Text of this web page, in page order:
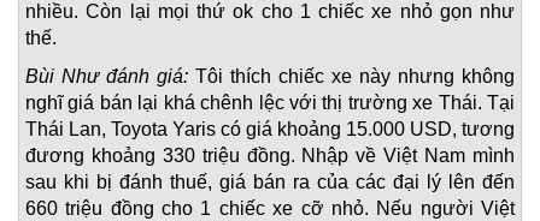
nhiều. Còn lại mọi thứ ok cho 1 chiếc xe nhỏ gọn như
thế.
Bùi Như đánh giá: Tôi thích chiếc xe này nhưng không
nghĩ giá bán lại khá chênh lệc với thị trường xe Thái. Tại
Thái Lan, Toyota Yaris có giá khoảng 15.000 USD, tương
đương khoảng 330 triệu đồng. Nhập về Việt Nam mình
sau khi bị đánh thuế, giá bán ra của các đại lý lên đến
660 triệu đồng cho 1 chiếc xe cỡ nhỏ. Nếu người Việt